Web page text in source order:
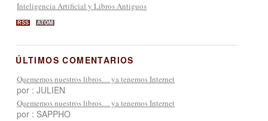
Inteligencia Artificial y Libros Antiguos
RSS ATOM
ÚLTIMOS COMENTARIOS
Quememos nuestros libros… ya tenemos Internet
por : JULIEN
Quememos nuestros libros… ya tenemos Internet
por : SAPPHO